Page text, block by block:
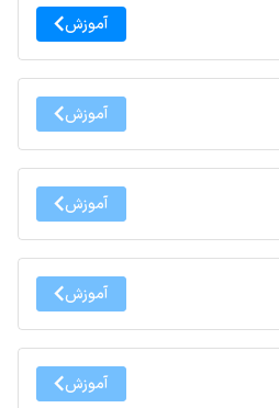
آموزش
آموزش
آموزش
آموزش
آموزش